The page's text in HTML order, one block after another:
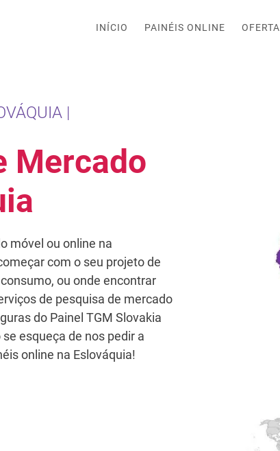
INÍCIO PAINÉIS ONLINE OFERTA
|
Mercado
móvel ou online na
com o seu projeto de
ou onde encontrar
de pesquisa de mercado
do Painel TGM Slovakia
esqueça de nos pedir a
online na Eslováquia!